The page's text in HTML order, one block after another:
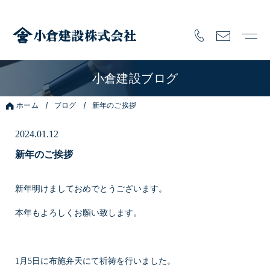
小倉建設ブログ
ホーム ブログ 新年のご挨拶
2024.01.12
新年のご挨拶
新年明けましておめでとうございます。
本年もよろしくお願い致します。
1月5日に布施弁天にて祈祷を行いました。